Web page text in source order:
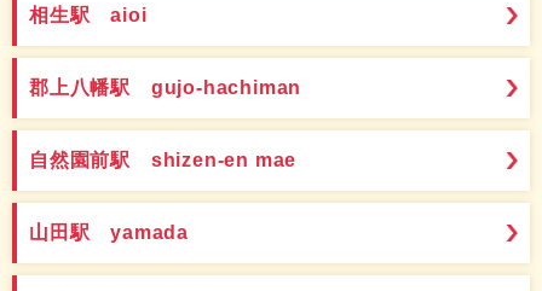
相生駅 aioi
郡上八幡駅 gujo-hachiman
自然園前駅 shizen-en mae
山田駅 yamada